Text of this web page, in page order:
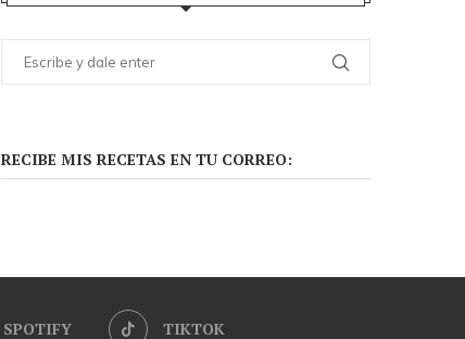
RECIBE MIS RECETAS EN TU CORREO:
SPOTIFY TIKTOK